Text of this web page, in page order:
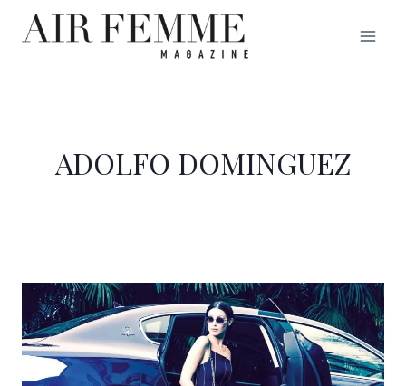
Saltar
ADOLFO DOMINGUEZ